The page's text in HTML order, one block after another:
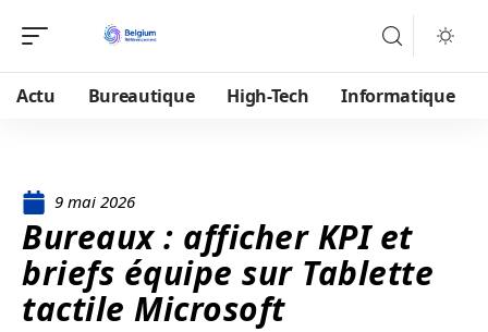
Actu Bureautique High-Tech Informatique
9 mai 2026
Bureaux : afficher KPI et
briefs équipe sur Tablette
tactile Microsoft